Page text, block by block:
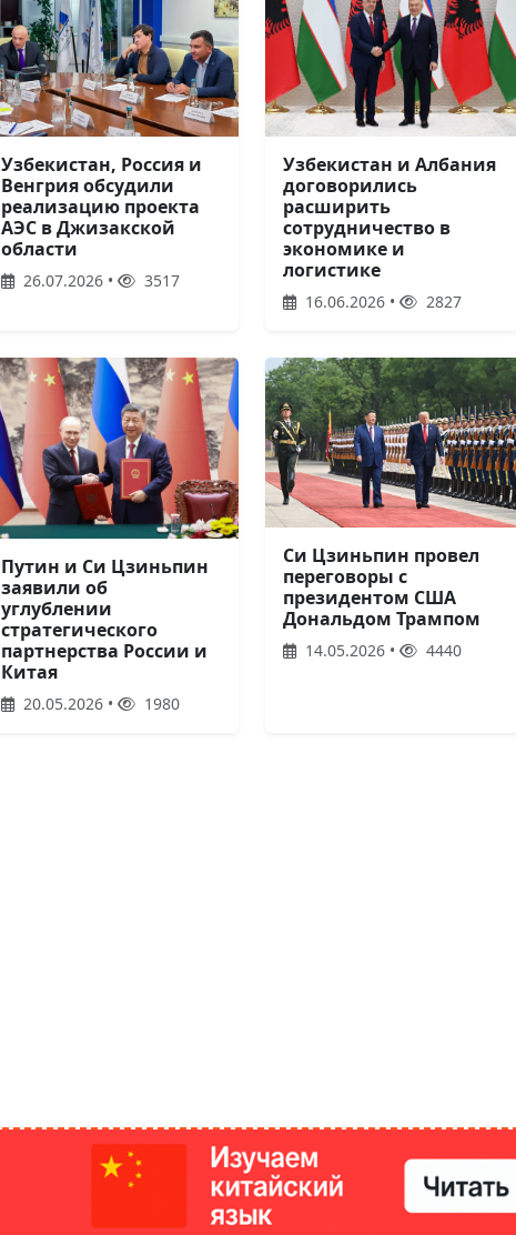
Узбекистан, Россия и
Венгрия обсудили
реализацию проекта
АЭС в Джизакской
области
26.07.2026 • 3517
Узбекистан и Албания
договорились
расширить
сотрудничество в
экономике и
логистике
16.06.2026 • 2827
Путин и Си Цзиньпин
заявили об
углублении
стратегического
партнерства России и
Китая
20.05.2026 • 1980
Си Цзиньпин провел
переговоры с
президентом США
Дональдом Трампом
14.05.2026 • 4440